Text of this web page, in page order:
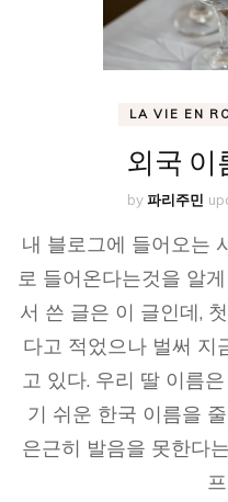
LA VIE EN
외국 이
by파리주민
내 블로그에 들어오는
로 들어온다는것을 알
서 쓴 글은 이 글인데,
다고 적었으나 벌써 지
고 있다. 우리 딸 이름
기 쉬운 한국 이름을
은근히 발음을 못한다